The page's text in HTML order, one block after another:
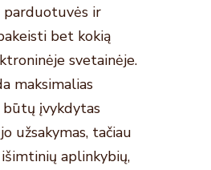
parduotuvės ir
bet kokią
svetainėje.
maksimalias
būtų įvykdytas
užsakymas, tačiau
aplinkybių,